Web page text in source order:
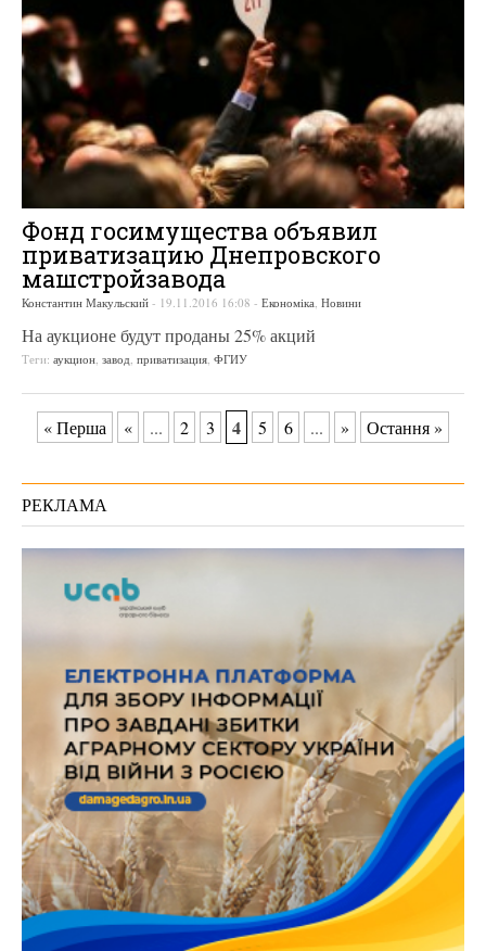
Фонд госимущества объявил
приватизацию Днепровского
машстройзавода
Константин Макульский - 19.11.2016 16:08 - Економіка Новини
На аукционе будут проданы 25% акций
Теги: аукцион завод приватизация ФГИУ
« Перша « ... 2 3 4 5 6 ... » Остання »
РЕКЛАМА